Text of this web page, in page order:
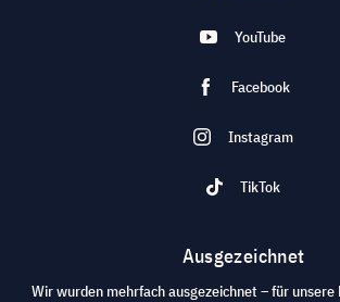
YouTube
Facebook
Instagram
TikTok
Ausgezeichnet
Wir wurden mehrfach ausgezeichnet – für unsere